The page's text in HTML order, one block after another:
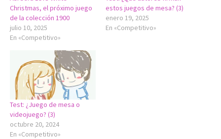
Christmas, el próximo juego
de la colección 1900
julio 10, 2025
En «Competitivo»
estos juegos de mesa? (3)
enero 19, 2025
En «Competitivo»
Test: ¿Juego de mesa o
videojuego? (3)
octubre 20, 2024
En «Competitivo»